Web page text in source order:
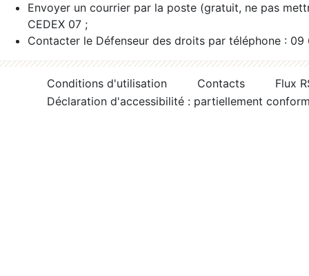
Envoyer un courrier par la poste (gratuit, ne pas
CEDEX 07 ;
Contacter le Défenseur des droits par téléphone :
Conditions d'utilisation Contacts
Flux
Déclaration d'accessibilité : partiellement